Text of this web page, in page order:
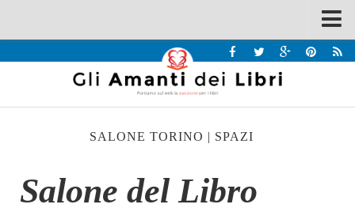
Recensioni
Interviste & Incontri
Chi siamo
SALONE TORINO | SPAZI
Salone del Libro